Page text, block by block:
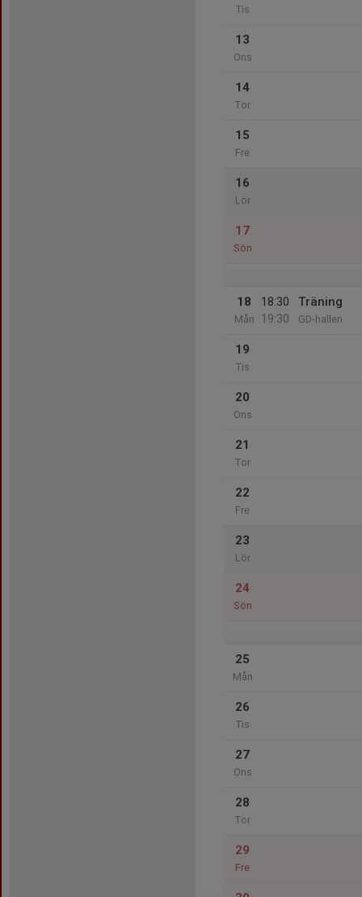
Tis
13
Ons
14
Tor
15
Fre
16
Lör
17
Sön
18
Mån
18:30
19:30
Träning
GD-hallen
19
Tis
20
Ons
21
Tor
22
Fre
23
Lör
24
Sön
25
Mån
26
Tis
27
Ons
28
Tor
29
Fre